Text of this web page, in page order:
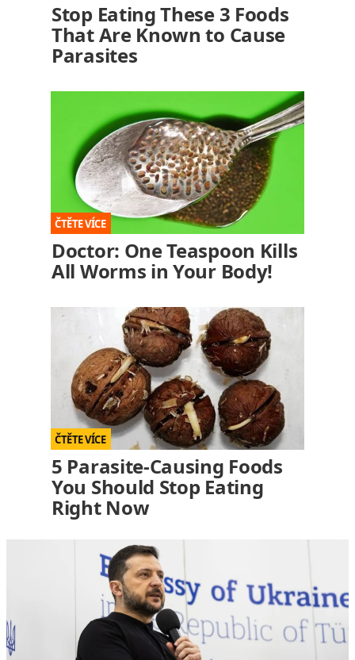
Stop Eating These 3 Foods
That Are Known to Cause
Parasites
Doctor: One Teaspoon Kills
All Worms in Your Body!
5 Parasite-Causing Foods
You Should Stop Eating
Right Now